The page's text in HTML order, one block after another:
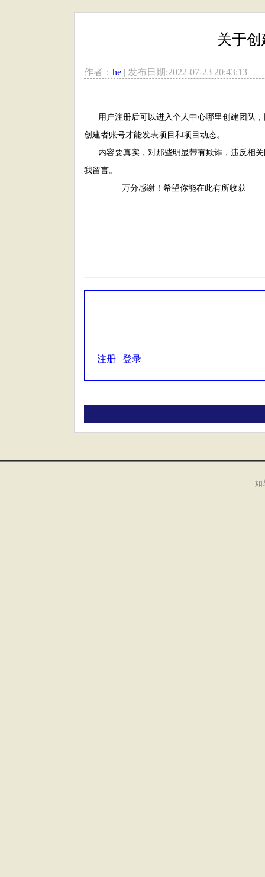
关于
作者： he | 发布日期:2022-07-23 20:43:13
用户注册后可以进入个人中心哪里创建团队，
创建者账号才能发表项目和项目动态。
内容要真实，对那些明显带有欺诈，违反相关
我留言。
万分感谢！希望你能在此有所收获
注册 | 登录
如